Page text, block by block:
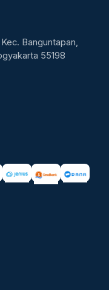
Banguntapan,
55198